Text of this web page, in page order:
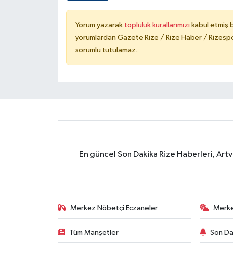
Yorum yazarak topluluk kurallarımızı kabul etmiş
yorumlardan Gazete Rize / Rize Haber /
sorumlu tutulamaz.
En güncel Son Dakika Rize Haberleri,
Merkez Nöbetçi Eczaneler
Tüm Manşetler Son